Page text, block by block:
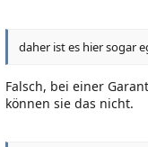
daher ist es hier sogar
Falsch, bei einer
können sie das nicht.